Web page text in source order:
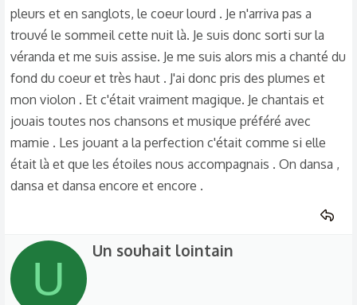
pleurs et en sanglots, le coeur lourd . Je n'arriva pas a
trouvé le sommeil cette nuit là. Je suis donc sorti sur la
véranda et me suis assise. Je me suis alors mis a chanté du
fond du coeur et très haut . J'ai donc pris des plumes et
mon violon . Et c'était vraiment magique. Je chantais et
jouais toutes nos chansons et musique préféré avec
mamie . Les jouant a la perfection c'était comme si elle
était là et que les étoiles nous accompagnais . On dansa ,
dansa et dansa encore et encore .
U
W
Un souhait lointain